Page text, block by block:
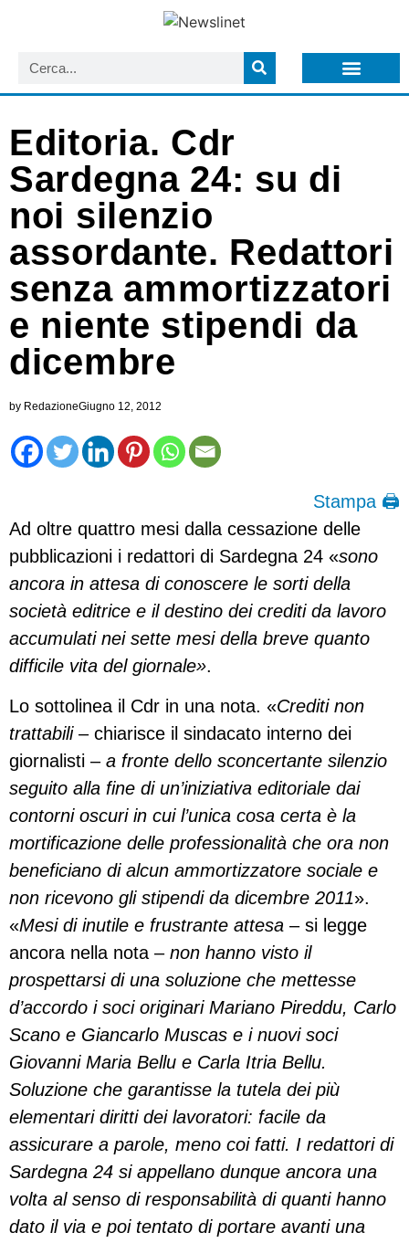
Editoria. Cdr
Sardegna 24: su di
noi silenzio
assordante. Redattori
senza ammortizzatori
e niente stipendi da
dicembre
by RedazioneGiugno 12, 2012
Stampa 🖨
Ad oltre quattro mesi dalla cessazione delle
pubblicazioni i redattori di Sardegna 24 «sono
ancora in attesa di conoscere le sorti della
società editrice e il destino dei crediti da lavoro
accumulati nei sette mesi della breve quanto
difficile vita del giornale».
Lo sottolinea il Cdr in una nota. «Crediti non
trattabili – chiarisce il sindacato interno dei
giornalisti – a fronte dello sconcertante silenzio
seguito alla fine di un’iniziativa editoriale dai
contorni oscuri in cui l’unica cosa certa è la
mortificazione delle professionalità che ora non
beneficiano di alcun ammortizzatore sociale e
non ricevono gli stipendi da dicembre 2011».
«Mesi di inutile e frustrante attesa – si legge
ancora nella nota – non hanno visto il
prospettarsi di una soluzione che mettesse
d’accordo i soci originari Mariano Pireddu, Carlo
Scano e Giancarlo Muscas e i nuovi soci
Giovanni Maria Bellu e Carla Itria Bellu.
Soluzione che garantisse la tutela dei più
elementari diritti dei lavoratori: facile da
assicurare a parole, meno coi fatti. I redattori di
Sardegna 24 si appellano dunque ancora una
volta al senso di responsabilità di quanti hanno
dato il via e poi tentato di portare avanti una